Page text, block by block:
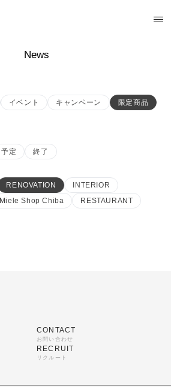
News
イベント キャンペーン
限定商品
予定
終了
RENOVATION
INTERIOR
Miele Shop Chiba
RESTAURANT
CONTACT
お問い合わせ
RECRUIT
リクルート